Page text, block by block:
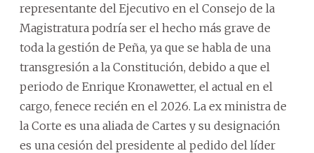
representante del Ejecutivo en el Consejo de la
Magistratura podría ser el hecho más grave de
toda la gestión de Peña, ya que se habla de una
transgresión a la Constitución, debido a que el
periodo de Enrique Kronawetter, el actual en el
cargo, fenece recién en el 2026. La ex ministra de
la Corte es una aliada de Cartes y su designación
es una cesión del presidente al pedido del líder